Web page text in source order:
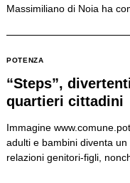
Massimiliano di Noia ha
POTENZA
“Steps”,
quartieri cittadini
Immagine
adulti e bambini diventa
relazioni genitori-figli,